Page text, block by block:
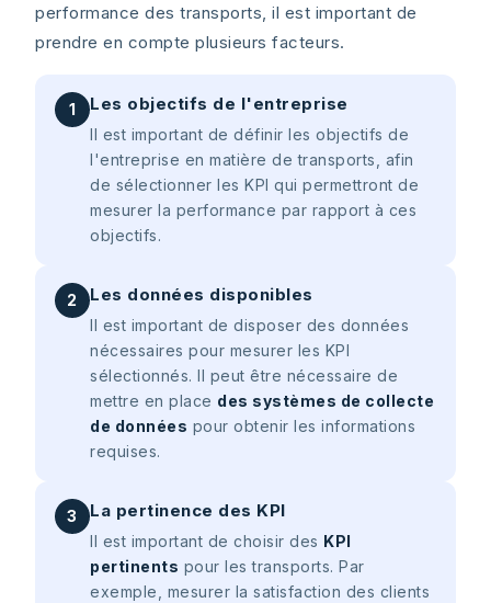
performance des transports, il est important de
prendre en compte plusieurs facteurs.
1 Les objectifs de l'entreprise
Il est important de définir les objectifs de
l'entreprise en matière de transports, afin
de sélectionner les KPI qui permettront de
mesurer la performance par rapport à ces
objectifs.
2 Les données disponibles
Il est important de disposer des données
nécessaires pour mesurer les KPI
sélectionnés. Il peut être nécessaire de
mettre en place des systèmes de collecte
de données pour obtenir les informations
requises.
3 La pertinence des KPI
Il est important de choisir des KPI
pertinents pour les transports. Par
exemple, mesurer la satisfaction des clients